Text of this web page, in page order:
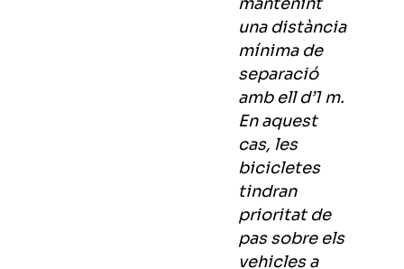
una distància
mínima de
separació
amb ell d’1 m.
En aquest
cas, les
bicicletes
tindran
prioritat de
pas sobre els
vehicles a